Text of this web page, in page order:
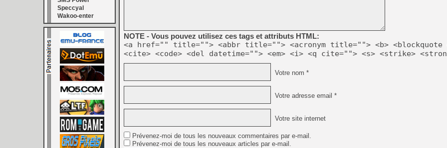
[GK] Beast of
[GK] Ubisoft : fin de partie
[GK] Mémoire cash -
[GK] Dan Houser (GTA)
[GK] Comment EA Sports
[GK] Crimson Moon : un
[GK] Isle of Reveries : le
[GK] Moonlighter 2 : The
[GK] Capcom relance
[Mo5] Deux inédits du
[GK] Le beat'em up The
[GK] Endless Legend 2 :
Speccyal
Wakoo-enter
NOTE - Vous pouvez utilisez ces tags et attributs HTML:
<a href="" title=""> <abbr title=""> <acronym title=""> <b> <blockquote
<cite> <code> <del datetime=""> <em> <i> <q cite=""> <s> <strike>
Votre nom *
Votre adresse email *
Votre site internet
Prévenez-moi de tous les nouveaux commentaires par e-mail.
Prévenez-moi de tous les nouveaux articles par e-mail.